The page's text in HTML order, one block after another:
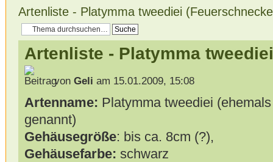
Artenliste - Platymma tweediei
Artenliste - Platymma
von Geli am 15.01.2009, 15:08
Artenname: Platymma tweediei
genannt)
Gehäusegröße: bis ca. 8cm (?),
Gehäusefarbe: schwarz